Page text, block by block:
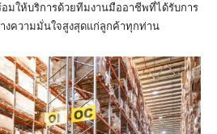
มให้บริการด้วยทีมงานมืออาชีพที่ได้รับการ
งความมั่นใจสูงสุดแก่ลูกค้าทุกท่าน